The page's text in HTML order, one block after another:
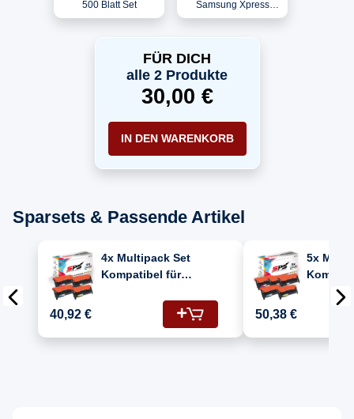
500 Blatt Set
Samsung Xpress
C480FN
Toner Magenta
FÜR DICH
alle 2 Produkte
30,00 €
IN DEN WARENKORB
Sparsets & Passende Artikel
4x Multipack Set
Kompatibel für
480 FN (CLT-C404S,
CLT-M404S, CLT-
Y404S, CLT-K404S)
40,92 €
5x
480 FN
Y404S,
50,38 €